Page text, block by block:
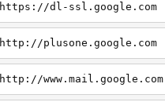
https://dl-ssl.google.com
http://plusone.google.com
http://www.mail.google.com